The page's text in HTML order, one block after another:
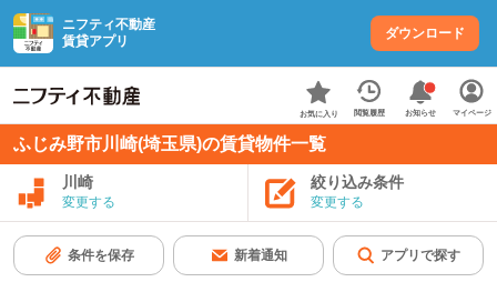
ニフティ不動産
賃貸アプリ
ダウンロード
お気に入り 閲覧履歴 お知らせ マイページ
ふじみ野市川崎(埼玉県)の賃貸物件一覧
川崎
変更する
絞り込み条件
変更する
条件を保存 新着通知 アプリで探す